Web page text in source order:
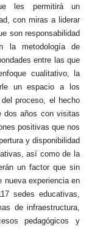
les permitirá un
con miras a liderar
son responsabilidad
la metodología de
entre las que
cualitativo, la
un espacio a los
proceso, el hecho
dos años con visitas
positivas que nos
y disponibilidad
así como de la
un factor que sin
nueva experiencia en
sedes educativas,
de infraestructura,
pedagógicos y